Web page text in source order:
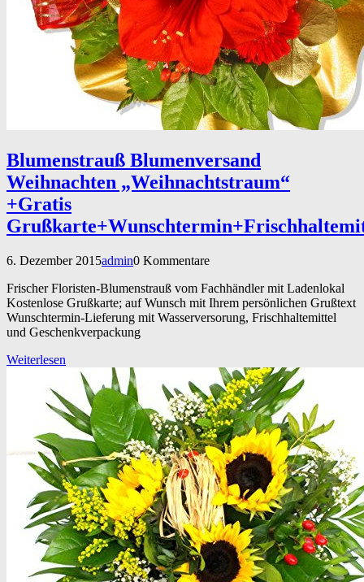
Blumenstrauß Blumenversand
Weihnachten „Weihnachtstraum“
+Gratis
6. Dezember 2015admin0 Kommentare
Frischer Floristen-Blumenstrauß vom Fachhändler mit Ladenlokal
Kostenlose Grußkarte; auf Wunsch mit Ihrem persönlichen Grußtext
Wunschtermin-Lieferung mit Wasserversorung, Frischhaltemittel
und Geschenkverpackung
Weiterlesen